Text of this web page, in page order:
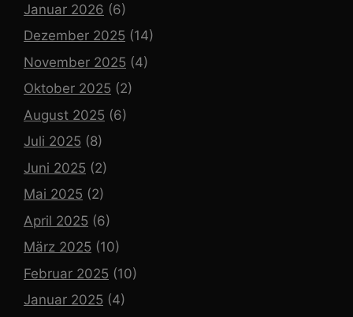
Januar 2026 (6)
Dezember 2025 (14)
November 2025 (4)
Oktober 2025 (2)
August 2025 (6)
Juli 2025 (8)
Juni 2025 (2)
Mai 2025 (2)
April 2025 (6)
März 2025 (10)
Februar 2025 (10)
Januar 2025 (4)